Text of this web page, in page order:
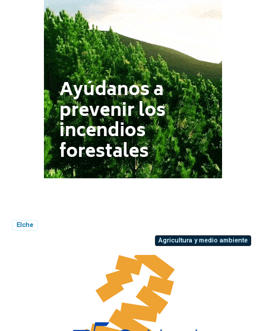
Elche
Agricultura y medio ambiente